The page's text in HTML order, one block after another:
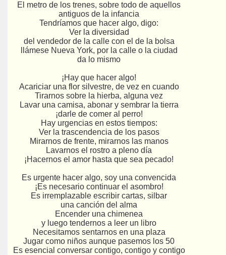
El metro de los trenes, sobre todo de aquellos
antiguos de la infancia
Tendríamos que hacer algo, digo:
Ver la diversidad
del vendedor de la calle con el de la bolsa
llámese Nueva York, por la calle o la ciudad
da lo mismo
¡Hay que hacer algo!
Acariciar una flor silvestre, de vez en cuando
Tirarnos sobre la hierba, alguna vez
Lavar una camisa, abonar y sembrar la tierra
¡darle de comer al perro!
Hay urgencias en estos tiempos:
Ver la trascendencia de los pasos
Mirarnos de frente, mirarnos las manos
Lavarnos el rostro a pleno día
¡Hacernos el amor hasta que sea pecado!
Es urgente hacer algo, soy una convencida
¡Es necesario continuar el asombro!
Es irremplazable escribir cartas, silbar
una canción del alma
Encender una chimenea
y luego tendernos a leer un libro
Necesitamos sentarnos en una plaza
Jugar como niños aunque pasemos los 50
Es esencial conversar contigo, contigo y contigo